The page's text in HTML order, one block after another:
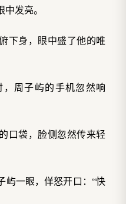
发亮。
身，眼中盛了他的唯
周子屿的手机忽然响
袋，脸侧忽然传来轻
一眼，佯怒开口：“快